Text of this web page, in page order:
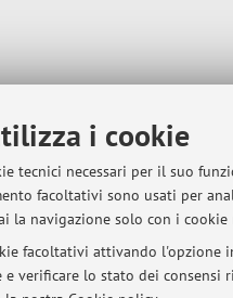
i cookie
tecnici necessari per il suo
facoltativi sono usati per
la navigazione solo con i cookie
facoltativi attivando l'opzione
e verificare lo stato dei